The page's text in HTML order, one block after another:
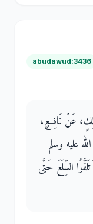
abudawud:3436
عَنْ نَافِعٍ،
عليه وسلم
السِّلَعَ حَتَّى